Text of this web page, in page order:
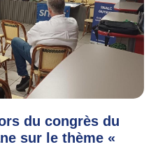
du congrès du
sur le thème «